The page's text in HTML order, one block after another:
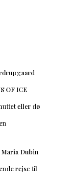
OF ICE
eller dø
Dubin
rejse til